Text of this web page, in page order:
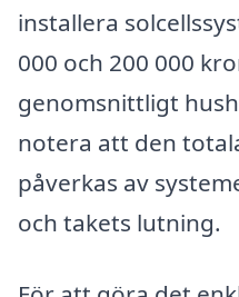
installera
000 och 200 000
genomsnittligt
notera att den
påverkas av
och takets lutning.